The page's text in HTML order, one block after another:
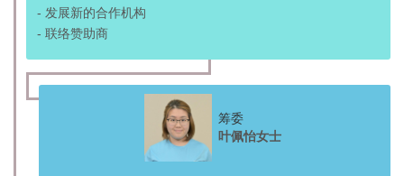
- 发展新的合作机构
- 联络赞助商
筹委
叶佩怡女士